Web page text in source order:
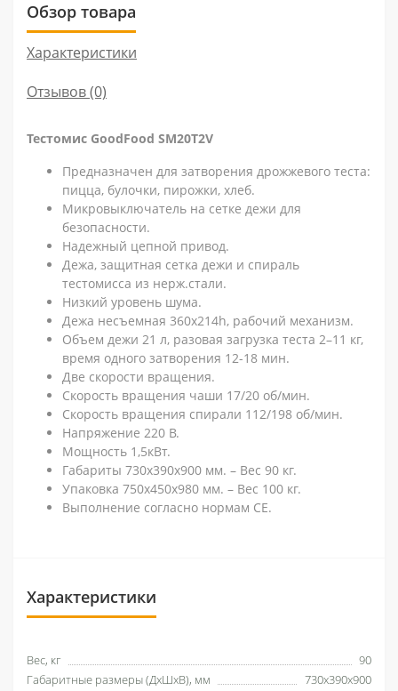
Обзор товара
Характеристики
Отзывов (0)
Тестомис GoodFood SM20T2V
Предназначен для затворения дрожжевого теста:
пицца, булочки, пирожки, хлеб.
Микровыключатель на сетке дежи для
безопасности.
Надежный цепной привод.
Дежа, защитная сетка дежи и спираль
тестомисса из нерж.стали.
Низкий уровень шума.
Дежа несъемная 360х214h, рабочий механизм.
Объем дежи 21 л, разовая загрузка теста 2–11 кг,
время одного затворения 12-18 мин.
Две скорости вращения.
Скорость вращения чаши 17/20 об/мин.
Скорость вращения спирали 112/198 об/мин.
Напряжение 220 В.
Мощность 1,5кВт.
Габариты 730х390х900 мм. – Вес 90 кг.
Упаковка 750х450х980 мм. – Вес 100 кг.
Выполнение согласно нормам СЕ.
Характеристики
Вес, кг
90
Габаритные размеры (ДхШхВ), мм
730х390х900